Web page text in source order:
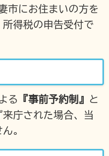
市にお住まいの方を
得税の申告受付で
る 『事前予約制』
と
庁された場合、当
。